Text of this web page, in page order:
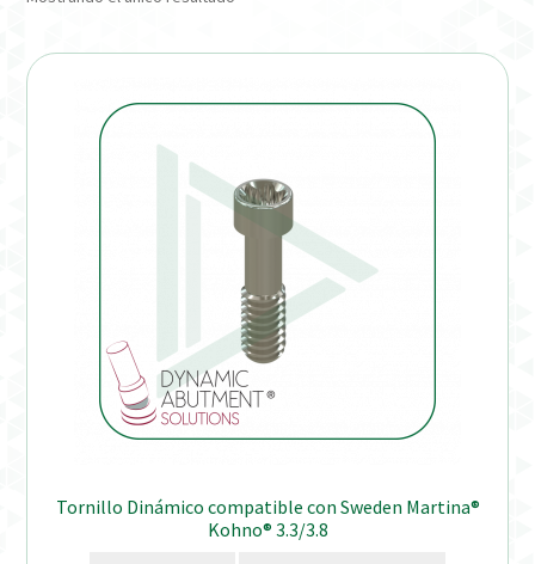
Finalizar Pedido
Instrucciones de uso
Instrucciones de uso (ESP)
On-line Store
Tornillo Dinámico compatible con Sweden Martina®
Kohno® 3.3/3.8